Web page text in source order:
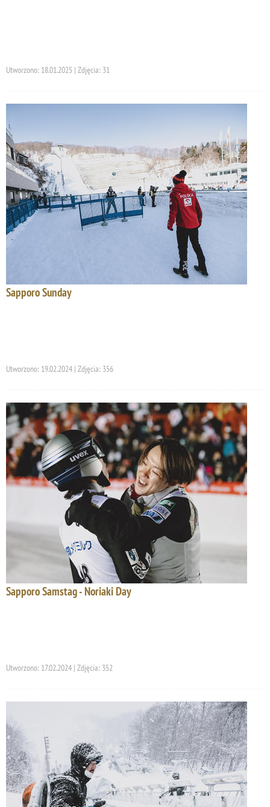
Utworzono: 18.01.2025 | Zdjęcia: 31
Sapporo Sunday
Utworzono: 19.02.2024 | Zdjęcia: 356
Sapporo Samstag - Noriaki Day
Utworzono: 17.02.2024 | Zdjęcia: 352